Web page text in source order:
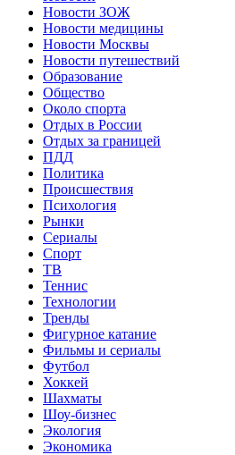
Новости ЗОЖ
Новости медицины
Новости Москвы
Новости путешествий
Образование
Общество
Около спорта
Отдых в России
Отдых за границей
ПДД
Политика
Происшествия
Психология
Рынки
Сериалы
Спорт
ТВ
Теннис
Технологии
Тренды
Фигурное катание
Фильмы и сериалы
Футбол
Хоккей
Шахматы
Шоу-бизнес
Экология
Экономика